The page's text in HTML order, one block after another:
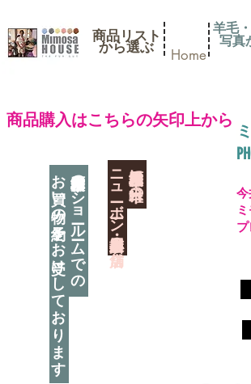
商品リスト
​から選ぶ Home
​商品購入はこちらの矢印上から
神奈川県相模原市に日本唯一の
​ニューボーン撮影用小道具店・３店舗
羊毛
写真
神奈川県相模原市のショールームでの
お買い物の予約をお受けしております
今